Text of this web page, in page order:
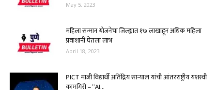
May 5, 2023
महिला सन्मान योजनेचा जिल्ह्यात १७ लाखाहून अधिक महिला
प्रवाशांनी घेतला लाभ
April 18, 2023
PICT माजी विद्यार्थी अतिंद्रिय सान्याल यांची आंतरराष्ट्रीय यशस्वी
कामगिरी – “AI...